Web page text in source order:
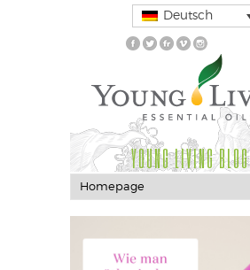
Deutsch
YOUNG LIVING BLOG